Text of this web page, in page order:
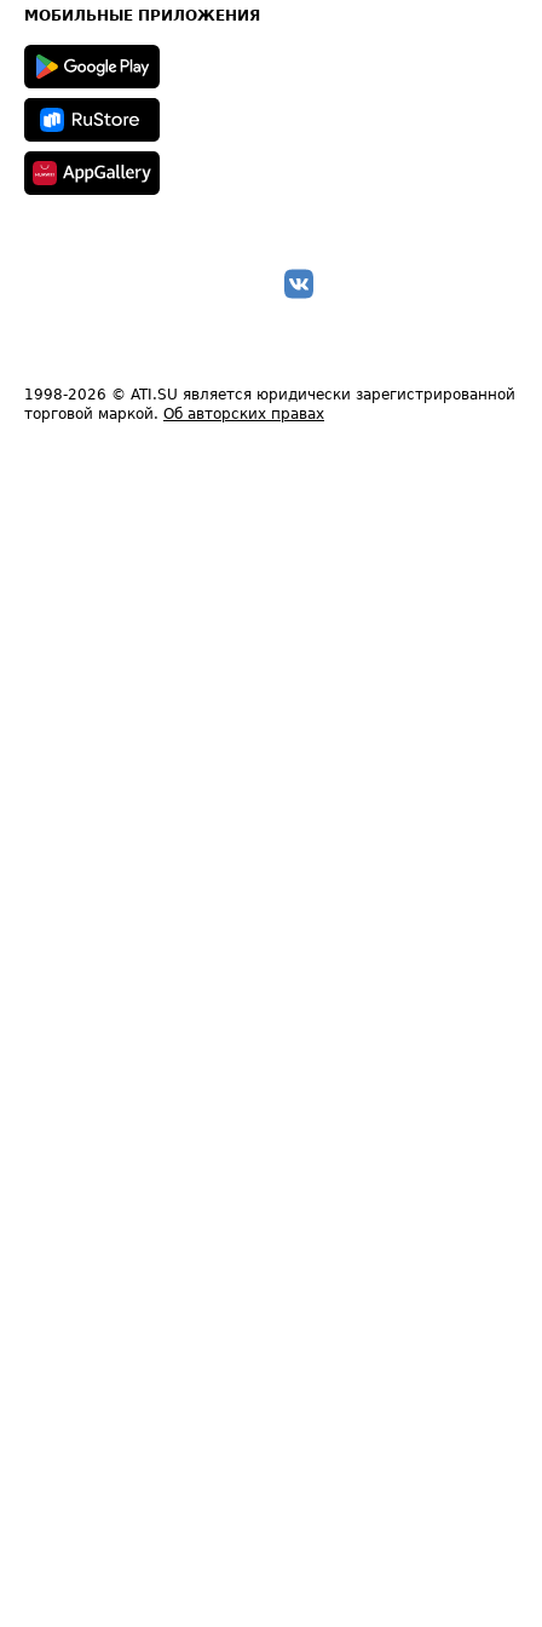
Техническая информация
МОБИЛЬНЫЕ ПРИЛОЖЕНИЯ
1998-2026 © ATI.SU является юридически зарегистрированной
торговой маркой. Об авторских правах